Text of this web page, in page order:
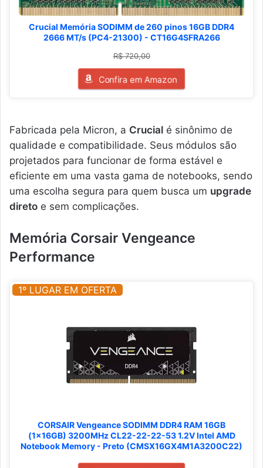
Crucial Memória SODIMM de 260 pinos 16GB DDR4
2666 MT/s (PC4-21300) - CT16G4SFRA266
R$ 720,00
Confira em Amazon
Fabricada pela Micron, a Crucial é sinônimo de
qualidade e compatibilidade. Seus módulos são
projetados para funcionar de forma estável e
eficiente em uma vasta gama de notebooks, sendo
uma escolha segura para quem busca um upgrade
direto e sem complicações.
Memória Corsair Vengeance
Performance
1º LUGAR EM OFERTA
CORSAIR Vengeance SODIMM DDR4 RAM 16GB
(1x16GB) 3200MHz CL22-22-22-53 1.2V Intel AMD
Notebook Memory - Preto (CMSX16GX4M1A3200C22)